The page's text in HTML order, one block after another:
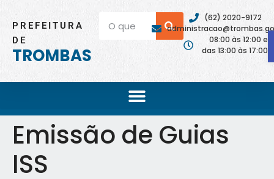
PREFEITURA
DE
TROMBAS
(62) 2020-9172
08:00 às 12:00 e
das 13:00 às 17:00
Emissão de Guias
ISS